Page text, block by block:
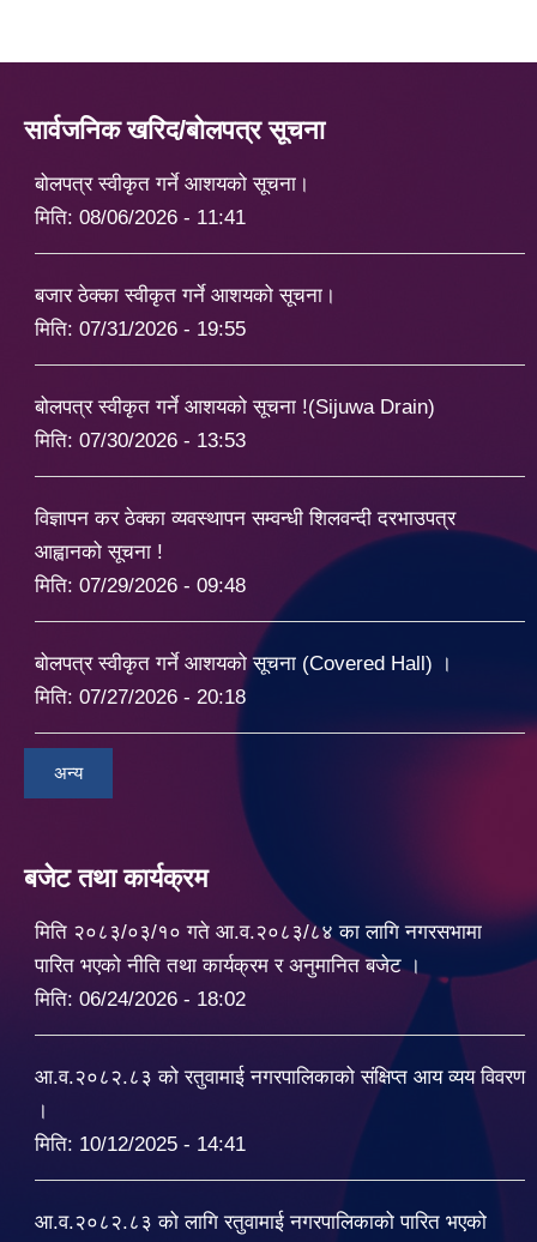
सार्वजनिक खरिद/बोलपत्र सूचना
बोलपत्र स्वीकृत गर्ने आशयको सूचना।
मिति: 08/06/2026 - 11:41
बजार ठेक्का स्वीकृत गर्ने आशयको सूचना।
मिति: 07/31/2026 - 19:55
बोलपत्र स्वीकृत गर्ने आशयको सूचना !(Sijuwa Drain)
मिति: 07/30/2026 - 13:53
विज्ञापन कर ठेक्का व्यवस्थापन सम्वन्धी शिलवन्दी दरभाउपत्र
आह्वानको सूचना !
मिति: 07/29/2026 - 09:48
बोलपत्र स्वीकृत गर्ने आशयको सूचना (Covered Hall) ।
मिति: 07/27/2026 - 20:18
अन्य
बजेट तथा कार्यक्रम
मिति २०८३/०३/१० गते आ.व.२०८३/८४ का लागि नगरसभामा
पारित भएको नीति तथा कार्यक्रम र अनुमानित बजेट ।
मिति: 06/24/2026 - 18:02
आ.व.२०८२.८३ को रतुवामाई नगरपालिकाको संक्षिप्त आय व्यय विवरण
।
मिति: 10/12/2025 - 14:41
आ.व.२०८२.८३ को लागि रतुवामाई नगरपालिकाको पारित भएको